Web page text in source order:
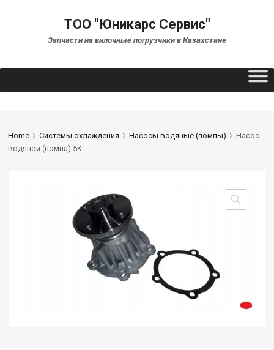
ТОО "Юникарс Сервис"
Запчасти на вилочные погрузчики в Казахстане
Home Системы охлаждения Насосы водяные (помпы)
Насос
водяной (помпа) 5K